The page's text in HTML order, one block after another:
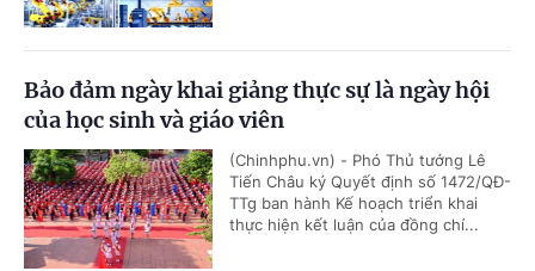
Bảo đảm ngày khai giảng thực sự là ngày hội
của học sinh và giáo viên
(Chinhphu.vn) - Phó Thủ tướng Lê
Tiến Châu ký Quyết định số 1472/QĐ-
TTg ban hành Kế hoạch triển khai
thực hiện kết luận của đồng chí...